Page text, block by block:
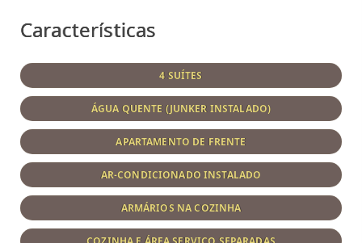
Características
4 SUÍTES
ÁGUA QUENTE (JUNKER INSTALADO)
APARTAMENTO DE FRENTE
AR-CONDICIONADO INSTALADO
ARMÁRIOS NA COZINHA